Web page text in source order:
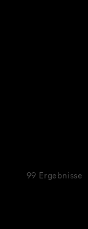
99 Ergebnisse